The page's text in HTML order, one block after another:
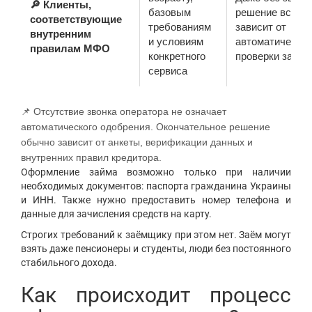
🔎 Клиенты,
соответствующие
внутренним
правилам МФО
базовым
требованиям
и условиям
конкретного
сервиса
решение всё
зависит от
автоматической
проверки
📌 Отсутствие звонка оператора не означает
автоматического одобрения. Окончательное решение
обычно зависит от анкеты, верификации данных и
внутренних правил кредитора.
Оформление займа возможно только при наличии
необходимых документов: паспорта гражданина Украины
и ИНН. Также нужно предоставить номер телефона и
данные для зачисления средств на карту.
Строгих требований к заёмщику при этом нет. Заём могут
взять даже пенсионеры и студенты, люди без постоянного
стабильного дохода.
Как происходит процесс